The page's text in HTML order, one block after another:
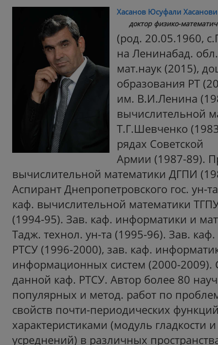
Хасанов Юсуфали
доктор физико-
(род. 20.05.1960,
на Ленинабад.
мат.наук (2015),
образования РТ
им. В.И.Ленина
вычислительной
Т.Г.Шевченко
рядах Советской
Армии (1987-89).
вычислительной математики ДГПИ
Аспирант Днепропетровского гос. ун-
каф. вычислительной математики
(1994-95). Зав. каф. информатики и
Тадж. технол. ун-та (1995-96). Зав.
РТСУ (1996-2000), зав. каф.
информационных систем (2000-2009).
данной каф. РТСУ. Автор более 80
популярных и метод. работ по
свойств почти-периодических
характеристиками (модуль гладкости
усреднений) в различных